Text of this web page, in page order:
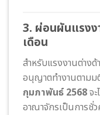
3. ผ่อนผันแรงง
เดือน
สำหรับแรงงานต่างด้
อนุญาตทำงานตาม
กุมภาพันธ์ 2568จ
อาณาจักรเป็นการชั่ว